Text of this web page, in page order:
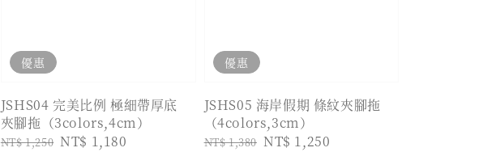
優惠
JSHS04 完美比例 極細帶厚底
夾腳拖（3colors,4cm）
Regular
NT$ 1,250 Sale
NT$ 1,180
優惠
JSHS05 海岸假期 條紋夾腳拖
（4colors,3cm）
Regular
NT$ 1,380 Sale
NT$ 1,250